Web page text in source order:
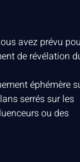
avez prévu
de révélation
éphémère
serrés sur les
ou des